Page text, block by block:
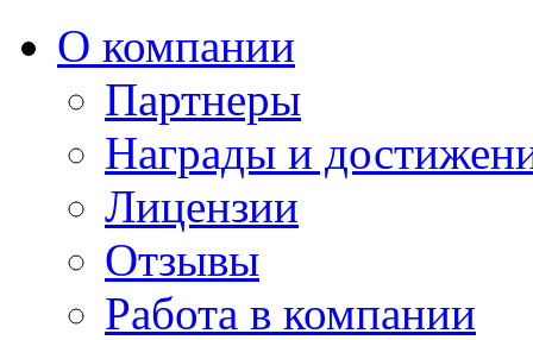
О компании
Партнеры
Награды и
Лицензии
Отзывы
Работа в компании